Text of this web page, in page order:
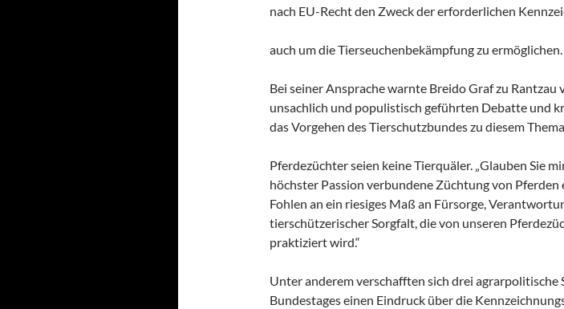
nach EU-Recht den Zweck der erforderlichen
auch um die Tierseuchenbekämpfung zu ermöglichen.
Bei seiner Ansprache warnte Breido Graf zu Rantzau
unsachlich und populistisch geführten Debatte und
das Vorgehen des Tierschutzbundes zu diesem
Pferdezüchter seien keine Tierquäler. „Glauben Sie
höchster Passion verbundene Züchtung von
Fohlen an ein riesiges Maß an Fürsorge,
tierschützerischer Sorgfalt, die von unseren
praktiziert wird.“
Unter anderem verschafften sich drei agrarpolitische
Bundestages einen Eindruck über die